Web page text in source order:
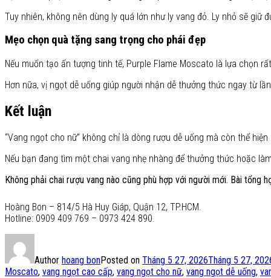
Tuy nhiên, không nên dùng ly quá lớn như ly vang đỏ. Ly nhỏ sẽ giữ
Mẹo chọn quà tặng sang trọng cho phái đẹp
Nếu muốn tạo ấn tượng tinh tế, Purple Flame Moscato là lựa chọn
Hơn nữa, vị ngọt dễ uống giúp người nhận dễ thưởng thức ngay từ
Kết luận
“Vang ngọt cho nữ” không chỉ là dòng rượu dễ uống mà còn thể
Nếu bạn đang tìm một chai vang nhẹ nhàng để thưởng thức hoặc
Không phải chai rượu vang nào cũng phù hợp với người mới. Bài tổng
Hoàng Bon – 814/5 Hà Huy Giáp, Quận 12, TP.HCM.
Hotline: 0909 409 769 – 0973 424 890.
Author hoang bonPosted on Tháng 5 27, 2026Tháng 5 27,
Moscato, vang ngọt cao cấp, vang ngọt cho nữ, vang ngọt dễ uống,